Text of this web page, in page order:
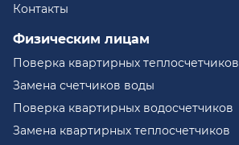
Контакты
Физическим лицам
Поверка квартирных теплосчетчиков
Замена счетчиков воды
Поверка квартирных водосчетчиков
Замена квартирных теплосчетчиков